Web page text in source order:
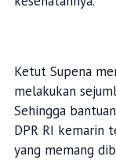
Ketut Supena
melakukan
Sehingga
DPR RI kemarin
yang memang